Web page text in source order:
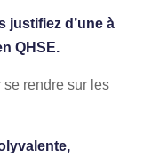
justifiez d’une à
QHSE.
rendre sur les